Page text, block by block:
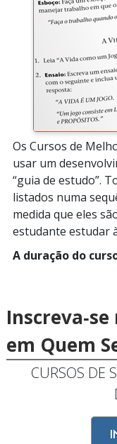
Os Cursos de
usar um
“guia de estudo”.
listados numa
medida que eles
estudante estudar
A duração do
em Quem
CURSOS DE